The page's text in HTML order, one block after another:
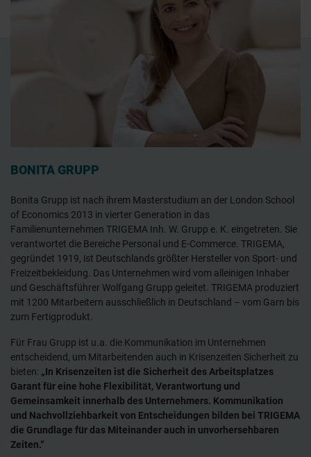
BONITA GRUPP
Bonita Grupp ist nach ihrem Masterstudium an der London School
of Economics 2013 in vierter Generation in das
Familienunternehmen TRIGEMA Inh. W. Grupp e. K. eingetreten. Sie
verantwortet die Bereiche Personal und E-Commerce. TRIGEMA,
gegründet 1919, ist Deutschlands größter Hersteller von Sport- und
Freizeitbekleidung. Das Unternehmen wird vom alleinigen Inhaber
und Geschäftsführer Wolfgang Grupp geleitet. TRIGEMA produziert
mit 1200 Mitarbeitern ausschließlich in Deutschland – vom Garn bis
zum Fertigprodukt.
Für Frau Grupp ist u.a. die Kommunikation im Unternehmen
entscheidend, um Mitarbeitenden auch in Krisenzeiten Sicherheit zu
bieten: „In Krisenzeiten ist die Sicherheit des Arbeitsplatzes
Garant für eine hohe Flexibilität, Verantwortung und
Gemeinsamkeit innerhalb des Unternehmers. Kommunikation
und Nachvollziehbarkeit von Entscheidungen bilden bei TRIGEMA
die Grundlage für das Miteinander auch in unvorhersehbaren
Zeiten.“